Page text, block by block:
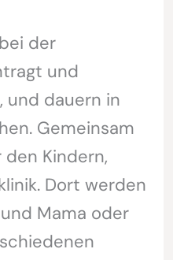
der
und
und dauern in
Gemeinsam
Kindern,
Dort werden
Mama oder